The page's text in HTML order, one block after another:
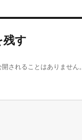
残す
されることはありません。